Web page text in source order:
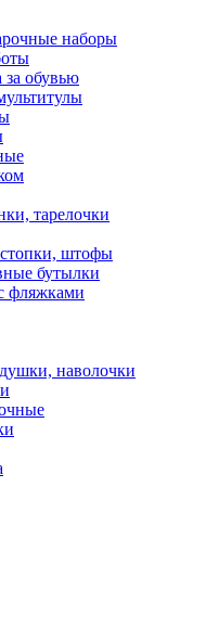
наборы
за обувью
тарелочки
штофы
бутылки
фляжками
наволочки